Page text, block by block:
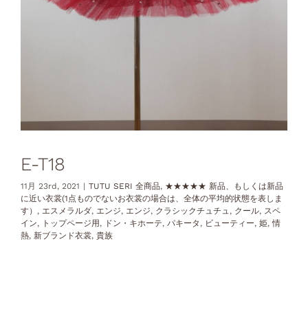
E-T18
11月 23rd, 2021 | TUTU SERI 全商品, ★★★★★ 新品、もしくは新品
に近い衣裳(1点ものでないお衣裳の場合は、全体の平均的状態を表しま
す） , エスメラルダ, エンジ, エンジ, クラシックチュチュ, クール, スペ
イン, トップページ用 , ドン・キホーテ, パキータ , ビューティー, 姫,情
熱, 新ブランド衣裳, 貴族